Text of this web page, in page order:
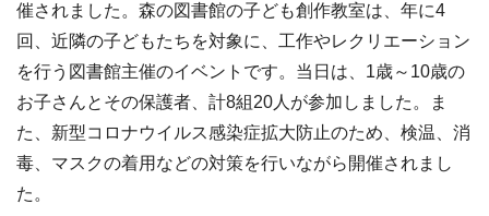
催されました。森の図書館の子ども創作教室は、年に4
回、近隣の子どもたちを対象に、工作やレクリエーション
を行う図書館主催のイベントです。当日は、1歳～10歳の
お子さんとその保護者、計8組20人が参加しました。ま
た、新型コロナウイルス感染症拡大防止のため、検温、消
毒、マスクの着用などの対策を行いながら開催されまし
た。